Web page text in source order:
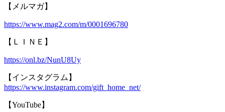
【メルマガ】
https://www.mag2.com/m/0001696780
【ＬＩＮＥ】
https://onl.bz/NunU8Uy
【インスタグラム】
https://www.instagram.com/gift_home_net/
【YouTube】